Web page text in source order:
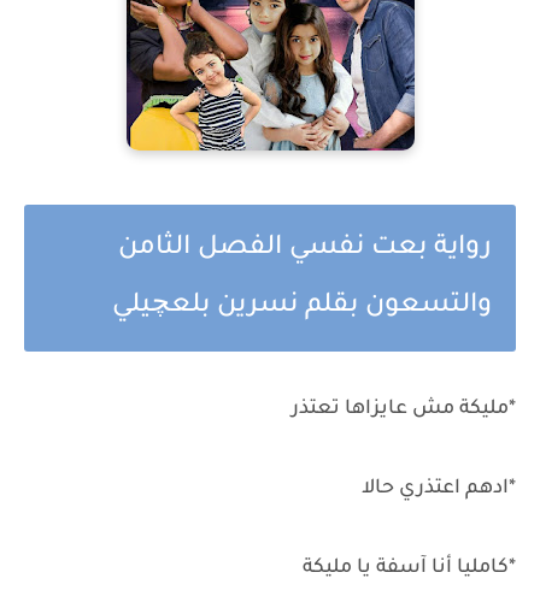
رواية بعت نفسي الفصل الثامن
والتسعون بقلم نسرين بلعچيلي
*مليكة مش عايزاها تعتذر
*ادهم اعتذري حالا
*كامليا أنا آسفة يا مليكة